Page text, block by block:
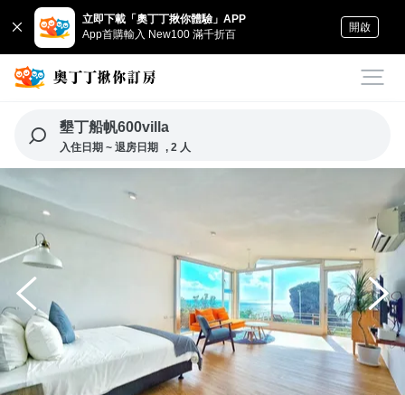
立即下載「奧丁丁揪你體驗」APP
App首購輸入 New100 滿千折百
開啟
墾丁船帆600villa
入住日期 ~ 退房日期 , 2 人